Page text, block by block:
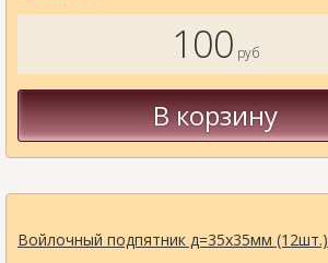
100 руб
В корзину
Войлочный подпятник д=35х35мм (12шт.)